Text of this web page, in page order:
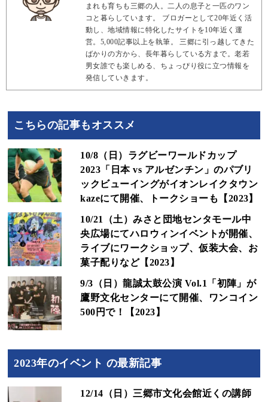
まれも育ちも三郷の人。二人の息子と一匹のワン
コと暮らしています。 ブロガーとして20年近く活
動し、地域情報に特化したサイトを10年近く運
営。5,000記事以上を執筆。 三郷に引っ越してきた
ばかりの方から、長年暮らしている方まで。老若
男女誰でも楽しめる、ちょっぴり役に立つ情報を
発信していきます。
こちらの記事もオススメ
10/8（日）ラグビーワールドカップ
2023「日本 vs アルゼンチン」のパブリ
ックビューイングがイオンレイクタウン
kazeにて開催、トークショーも【2023】
10/21（土）みさと団地センタモール中
央広場にてハロウィンイベントが開催、
ライブにワークショップ、仮装大会、お
菓子配りなど【2023】
9/3（日）龍誠太鼓公演 Vol.1「初陣」が
鷹野文化センターにて開催、ワンコイン
500円で！【2023】
2023年のイベント の最新記事
12/14（日）三郷市文化会館近くの講師